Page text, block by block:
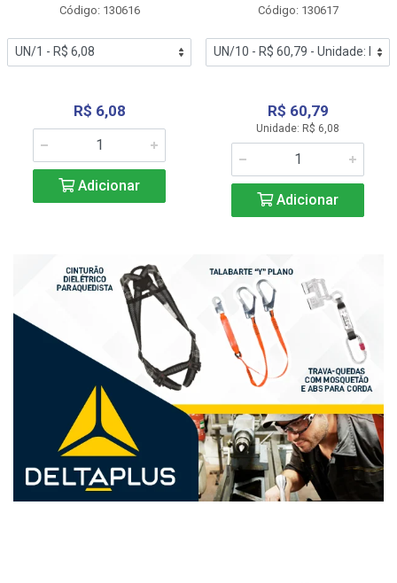
Código: 130616
R$ 6,08
Adicionar
Código: 130617
R$ 60,79
Unidade: R$ 6,08
Adicionar